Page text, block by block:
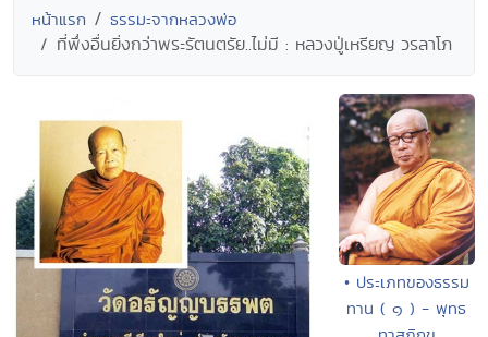
หน้าแรก ธรรมะจากหลวงพ่อ
ที่พึ่งอื่นยิ่งกว่าพระรัตนตรัย..ไม่มี : หลวงปู่เหรียญ วรลาโภ
• ประเภทของธรรม
ทาน ( ๑ ) - พุทธ